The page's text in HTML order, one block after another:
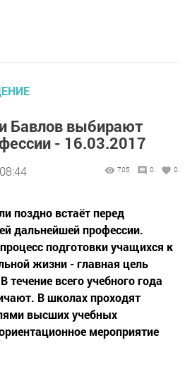
Бавлов выбирают
- 16.03.2017
705 0 0
поздно встаёт перед
дальнейшей профессии.
подготовки учащихся к
жизни - главная цель
всего учебного года
В школах проходят
высших учебных
мероприятие